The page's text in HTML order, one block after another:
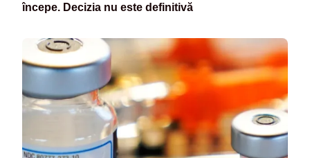
începe. Decizia nu este definitivă